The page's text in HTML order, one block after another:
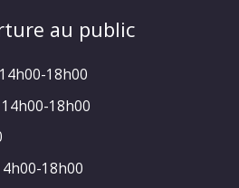
au public
18h00
18h00
18h00